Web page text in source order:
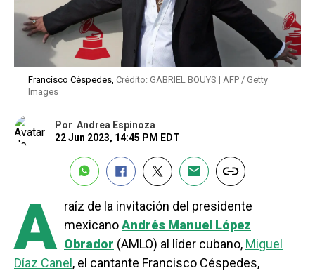
Francisco Céspedes, Crédito: GABRIEL BOUYS | AFP / Getty
Images
Por Andrea Espinoza
22 Jun 2023, 14:45 PM EDT
A raíz de la invitación del presidente
mexicanoAndrés Manuel López
Obrador (AMLO) al líder cubano, Miguel
Díaz Canel, el cantante Francisco Céspedes,